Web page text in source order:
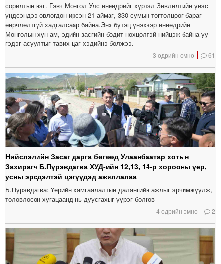
сорилтын нэг. Гэвч Монгол Улс өнөөдрийг хүртэл Зөвлөлтийн үеэс
үндсэндээ өвлөгдөн ирсэн 21 аймаг, 330 сумын тогтолцоог бараг
өөрчлөлтгүй хадгалсаар байна.Энэ бүтэц үнэхээр өнөөдрийн
Монголын хүн ам, эдийн засгийн бодит нөхцөлтэй нийцэж байна уу
гэдэг асуултыг тавих цаг хэдийнэ болжээ.
3 өдрийн өмнө 61
Нийслэлийн Засаг дарга бөгөөд Улаанбаатар хотын
Захирагч Б.Пүрэвдагва ХУД-ийн 12,13, 14-р хорооны үер,
усны эрсдэлтэй цэгүүдэд ажиллалаа
Б.Пүрэвдагва: Үерийн хамгаалалтын далангийн ажлыг эрчимжүүлж,
төлөвлөсөн хугацаанд нь дуусгахыг үүрэг болгов
4 өдрийн өмнө 2